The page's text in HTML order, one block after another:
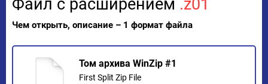
Файл с расширением .z01
Чем открыть, описание – 1 формат файла
Том архива WinZip #1
First Split Zip File